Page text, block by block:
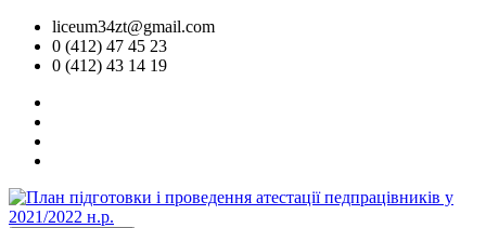
liceum34zt@gmail.com
0 (412) 47 45 23
0 (412) 43 14 19